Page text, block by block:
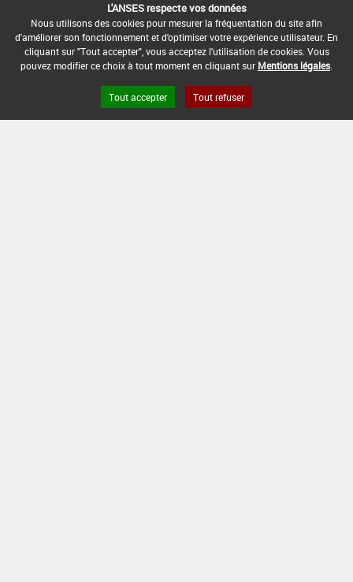
DISTANCE DE SÉCURITÉ RIVERAIN ET PERSONNES
PRÉSENTES :
Se référer à la catégorie « RIVERAINS » dans la
En l'absence de distance de sécurité riverains fixée
dans l'AMM, l'arrêté du 4 mai 2017 relatif à la mise sur
L'ANSES respecte vos données
Nous utilisons des cookies pour mesurer la fréquentation du site afin
d'améliorer son fonctionnement et d'optimiser votre expérience utilisateur. En
cliquant sur "Tout accepter", vous acceptez l'utilisation de cookies. Vous
pouvez modifier ce choix à tout moment en cliquant sur Mentions légales
Tout accepter Tout refuser